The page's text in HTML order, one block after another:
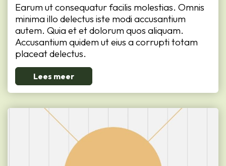
Earum ut consequatur facilis molestias. Omnis
minima illo delectus iste modi accusantium
autem. Quia et et dolorum quos aliquam.
Accusantium quidem ut eius a corrupti totam
placeat delectus.
Lees meer